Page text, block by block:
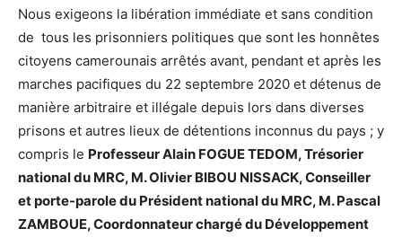
Nous exigeons la libération immédiate et sans condition
de tous les prisonniers politiques que sont les honnêtes
citoyens camerounais arrêtés avant, pendant et après les
marches pacifiques du 22 septembre 2020 et détenus de
manière arbitraire et illégale depuis lors dans diverses
prisons et autres lieux de détentions inconnus du pays ; y
compris le Professeur Alain FOGUE TEDOM, Trésorier
national du MRC, M. Olivier BIBOU NISSACK, Conseiller
et porte-parole du Président national du MRC, M. Pascal
ZAMBOUE, Coordonnateur chargé du Développement